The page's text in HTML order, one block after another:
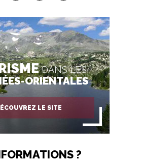
DANS LES
ORIENTALES
LE SITE
?